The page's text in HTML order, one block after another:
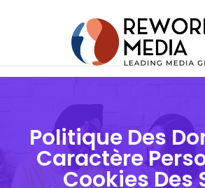
Politique Des
Caractère
Cookies Des